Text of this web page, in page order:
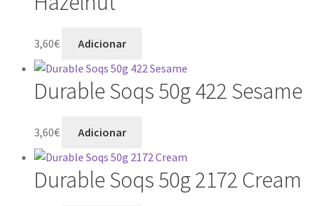
3,60€ Adicionar
Durable Soqs 50g 422 Sesame
3,60€ Adicionar
Durable Soqs 50g 2172 Cream